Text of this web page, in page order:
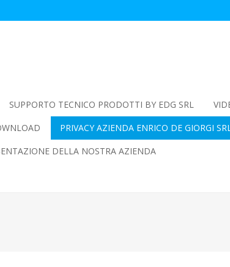
SUPPORTO TECNICO PRODOTTI BY EDG SRL
PRIVACY AZIENDA ENRICO DE GIORGI
DELLA NOSTRA AZIENDA